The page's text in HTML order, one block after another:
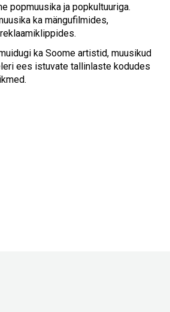
popmuusika ja popkultuuriga.
ka mängufilmides,
ka Soome artistid, muusikud
ees istuvate tallinlaste kodudes